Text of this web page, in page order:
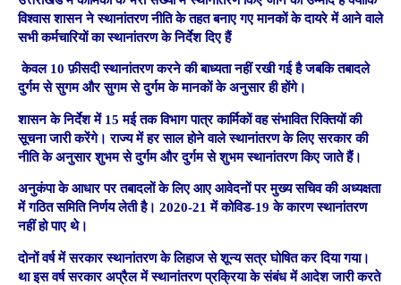
विश्वास शासन ने स्थानांतरण नीति के तहत बनाए गए मानकों के दायरे में आने वाले
सभी कर्मचारियों का स्थानांतरण के निर्देश दिए हैं
केवल 10 फ़ीसदी स्थानांतरण करने की बाध्यता नहीं रखी गई है जबकि तबादले
दुर्गम से सुगम और सुगम से दुर्गम के मानकों के अनुसार ही होंगे।
शासन के निर्देश में 15 मई तक विभाग पात्र कार्मिकों वह संभावित रिक्तियों की
सूचना जारी करेंगे। राज्य में हर साल होने वाले स्थानांतरण के लिए सरकार की
नीति के अनुसार शुभम से दुर्गम और दुर्गम से शुभम स्थानांतरण किए जाते हैं।
अनुकंपा के आधार पर तबादलों के लिए आए आवेदनों पर मुख्य सचिव की अध्यक्षता
में गठित समिति निर्णय लेती है। 2020-21 में कोविड-19 के कारण स्थानांतरण
नहीं हो पाए थे।
दोनों वर्ष में सरकार स्थानांतरण के लिहाज से शून्य सत्र घोषित कर दिया गया।
था इस वर्ष सरकार अप्रैल में स्थानांतरण प्रक्रिया के संबंध में आदेश जारी करते